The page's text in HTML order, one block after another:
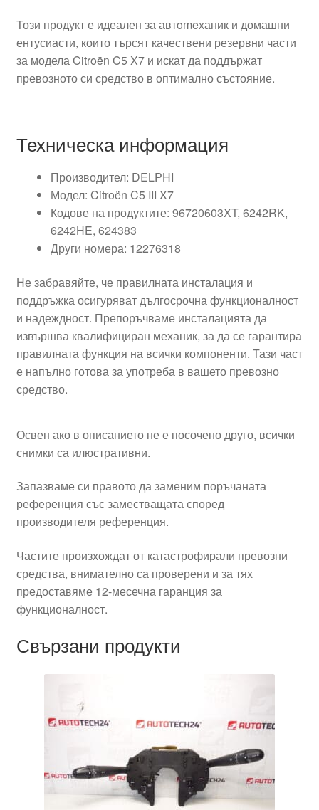
Този продукт е идеален за автomeханик и домашни
ентусиасти, които търсят качествени резервни части
за модела Citroën C5 X7 и искат да поддържат
превозното си средство в оптимално състояние.
Техническа информация
Производител: DELPHI
Модел: Citroën C5 III X7
Кодове на продуктите: 96720603XT, 6242RK,
6242HE, 624383
Други номера: 12276318
Не забравяйте, че правилната инсталация и
поддръжка осигуряват дългосрочна функционалност
и надеждност. Препоръчваме инсталацията да
извършва квалифициран механик, за да се гарантира
правилната функция на всички компоненти. Тази част
е напълно готова за употреба в вашето превозно
средство.
Освен ако в описанието не е посочено друго, всички
снимки са илюстративни.
Запазваме си правото да заменим поръчаната
референция със заместващата според
производителя референция.
Частите произхождат от катастрофирали превозни
средства, внимателно са проверени и за тях
предоставяме 12-месечна гаранция за
функционалност.
Свързани продукти